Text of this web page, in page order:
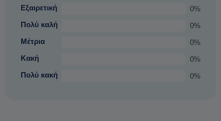
Εξαιρετική
0%
Πολύ καλή
0%
Μέτρια
0%
Κακή
0%
Πολύ κακή
0%